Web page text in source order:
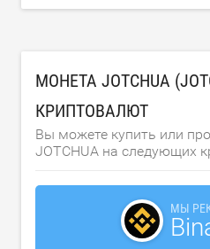
МОНЕТА JOTCHUA
КРИПТОВАЛЮТ
Вы можете купить или
JOTCHUA на следующих
МЫ